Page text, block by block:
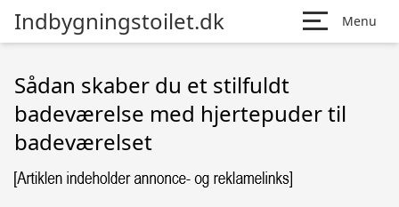
Indbygningstoilet.dk Menu
Sådan skaber du et stilfuldt
badeværelse med hjertepuder til
badeværelset